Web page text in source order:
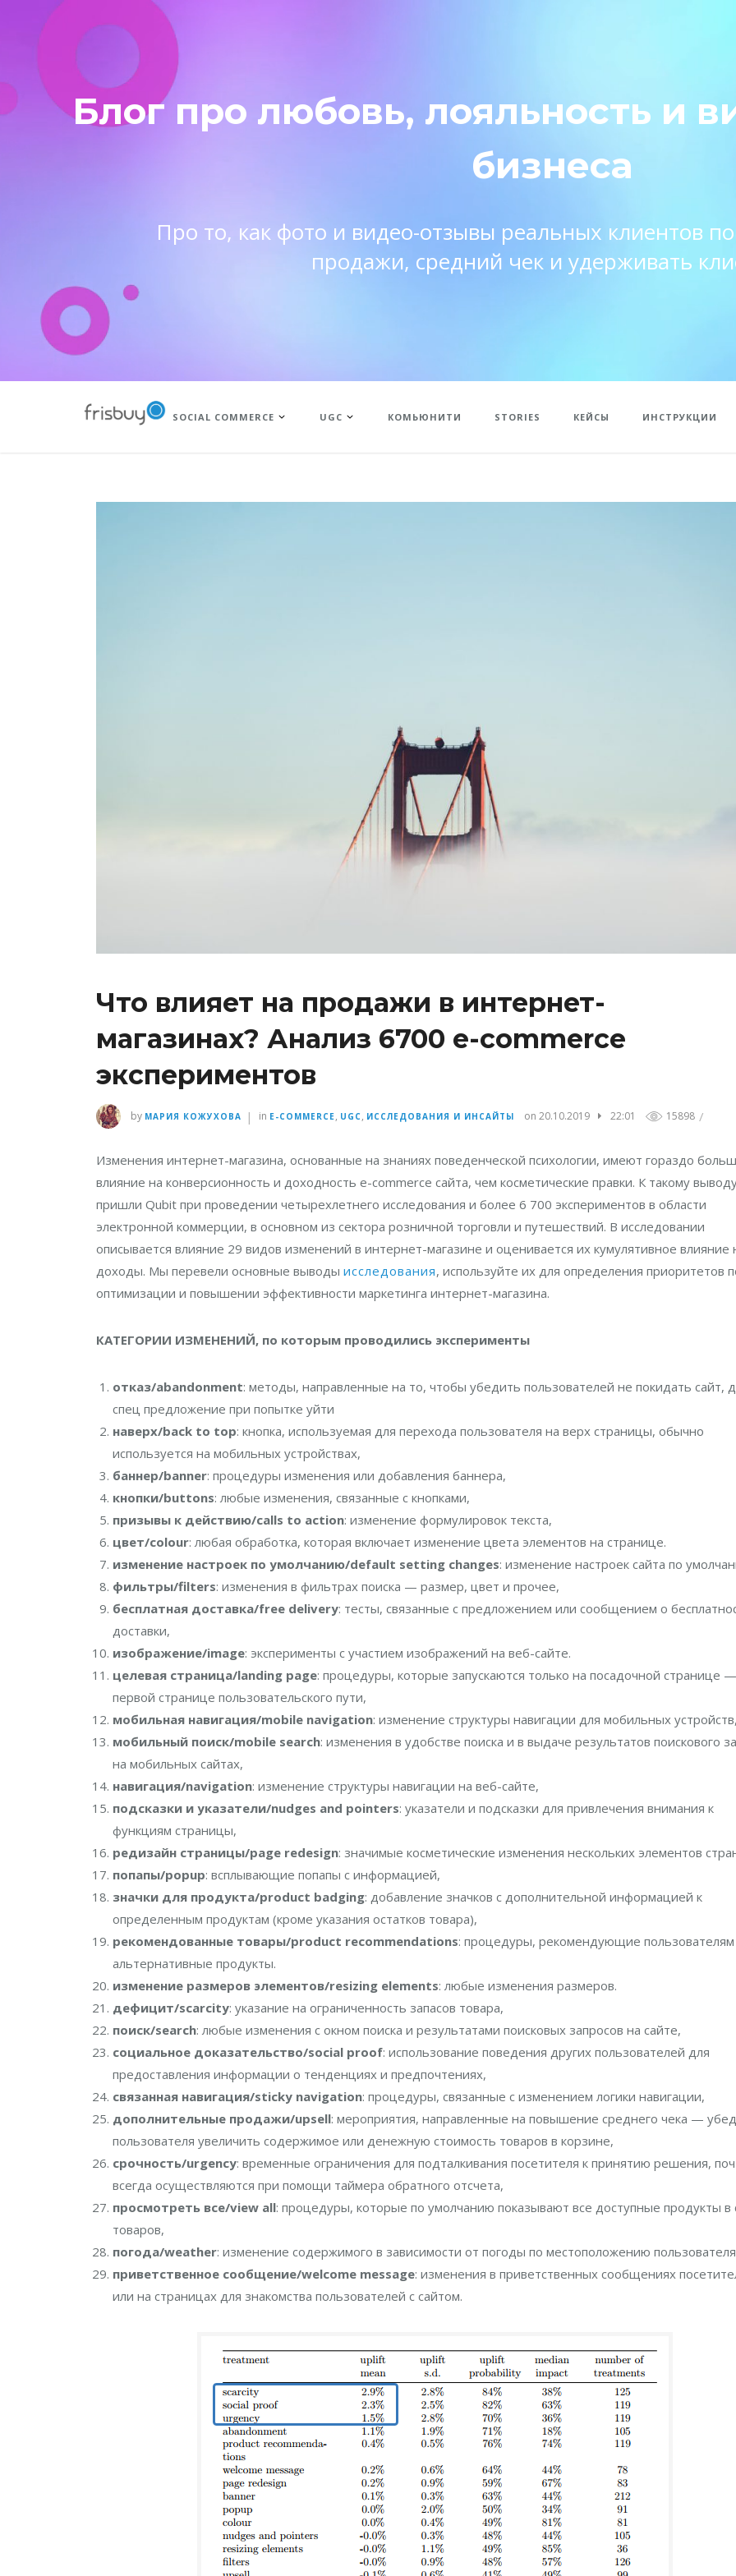
Блог про любовь, лояльность и
бизнеса
Про то, как фото и видео-отзывы реальных клиентов
продажи, средний чек и удерживать
SOCIAL COMMERCE UGC КОМЬЮНИТИ STORIES КЕЙСЫ ИНСТРУКЦИИ
Что влияет на продажи в интернет-
магазинах? Анализ 6700 e-commerce
экспериментов
by МАРИЯ КОЖУХОВА | in E-COMMERCE, UGC , ИССЛЕДОВАНИЯ И ИНСАЙТЫ on 20.10.2019 22:01 15898 /
Изменения интернет-магазина, основанные на знаниях поведенческой психологии, имеют гораздо
влияние на конверсионность и доходность e-commerce сайтa, чем косметические правки. К такому
пришли Qubit при проведении четырехлетнего исследования и более 6 700 экспериментов в области
электронной коммерции, в основном из сектора розничной торговли и путешествий. В исследовании
описывается влияние 29 видов изменений в интернет-магазине и оценивается их кумулятивное влияние
доходы. Мы перевели основные выводы исследования, используйте их для определения приоритетов
оптимизации и повышении эффективности маркетинга интернет-магазина.
КАТЕГОРИИ ИЗМЕНЕНИЙ, по которым проводились эксперименты
отказ/abandonment: методы, направленные на то, чтобы убедить пользователей не покидать сайт,
спец предложение при попытке уйти
наверх/back to top: кнопка, используемая для перехода пользователя на верх страницы, обычно
используется на мобильных устройствах,
баннер/banner: процедуры изменения или добавления баннера,
кнопки/buttons: любые изменения, связанные с кнопками,
призывы к действию/calls to action: изменение формулировок текста,
цвет/colour: любая обработка, которая включает изменение цвета элементов на странице.
изменение настроек по умолчанию/default setting changes: изменение настроек сайта по
фильтры/filters: изменения в фильтрах поиска — размер, цвет и прочее,
бесплатная доставка/free delivery: тесты, связанные с предложением или сообщением о
доставки,
изображение/image: эксперименты с участием изображений на веб-сайте.
целевая страница/landing page: процедуры, которые запускаются только на посадочной странице —
первой странице пользовательского пути,
мобильная навигация/mobile navigation: изменение структуры навигации для мобильных устройств,
мобильный поиск/mobile search: изменения в удобстве поиска и в выдаче результатов поискового
на мобильных сайтах,
навигация/navigation: изменение структуры навигации на веб-сайте,
подсказки и указатели/nudges and pointers: указатели и подсказки для привлечения внимания к
функциям страницы,
редизайн страницы/page redesign: значимые косметические изменения нескольких элементов
попапы/popup: всплывающие попапы с информацией,
значки для продукта/product badging: добавление значков с дополнительной информацией к
определенным продуктам (кроме указания остатков товара),
рекомендованные товары/product recommendations: процедуры, рекомендующие пользователям
альтернативные продукты.
изменение размеров элементов/resizing elements: любые изменения размеров.
дефицит/scarcity: указание на ограниченность запасов товара,
поиск/search: любые изменения с окном поиска и результатами поисковых запросов на сайте,
социальное доказательство/social proof: использование поведения других пользователей для
предоставления информации о тенденциях и предпочтениях,
связанная навигация/sticky navigation: процедуры, связанные с изменением логики навигации,
дополнительные продажи/upsell: мероприятия, направленные на повышение среднего чека —
пользователя увеличить содержимое или денежную стоимость товаров в корзине,
срочность/urgency: временные ограничения для подталкивания посетителя к принятию решения,
всегда осуществляются при помощи таймера обратного отсчета,
просмотреть все/view all: процедуры, которые по умолчанию показывают все доступные продукты в
товаров,
погода/weather: изменение содержимого в зависимости от погоды по местоположению
приветственное сообщение/welcome message: изменения в приветственных сообщениях
или на страницах для знакомства пользователей с сайтом.